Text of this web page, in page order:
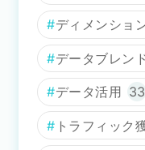
ディメンショ
データブレン
データ活用 33
トラフィック